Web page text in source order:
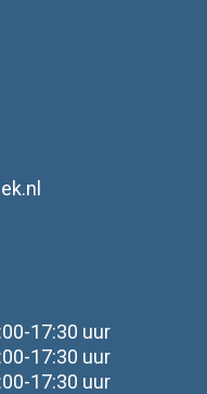
17:30 uur
17:30 uur
17:30 uur